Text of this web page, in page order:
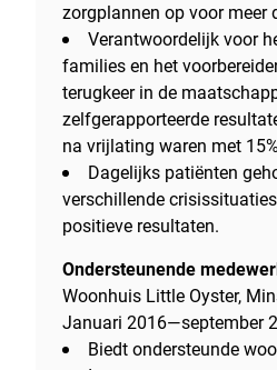
zorgplannen op voor meer
Verantwoordelijk voor
families en het
terugkeer in de
zelfgerapporteerde
na vrijlating waren met
Dagelijks patiënten
verschillende
positieve resultaten.
Ondersteunende
Woonhuis Little Oyster,
Januari 2016—september
Biedt ondersteunde